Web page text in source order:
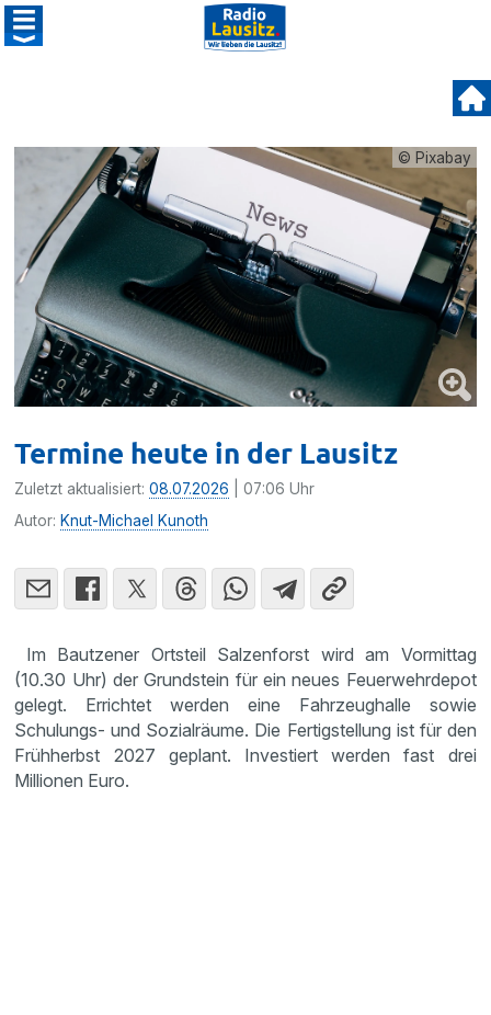
© Pixabay
Termine heute in der Lausitz
Zuletzt aktualisiert:08.07.2026 | 07:06 Uhr
Autor: Knut-Michael Kunoth
Im Bautzener Ortsteil Salzenforst wird am Vormittag
(10.30 Uhr) der Grundstein für ein neues Feuerwehrdepot
gelegt. Errichtet werden eine Fahrzeughalle sowie
Schulungs- und Sozialräume. Die Fertigstellung ist für den
Frühherbst 2027 geplant. Investiert werden fast drei
Millionen Euro.